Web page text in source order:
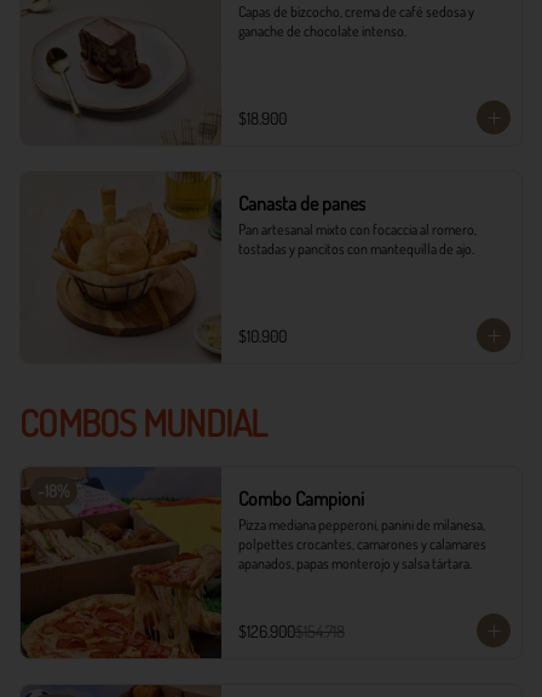
Capas de bizcocho, crema de café sedosa y
ganache de chocolate intenso.
$18.900
Canasta de panes
Pan artesanal mixto con focaccia al romero,
tostadas y pancitos con mantequilla de ajo.
$10.900
COMBOS MUNDIAL
-18% Combo Campioni
Pizza mediana pepperoni, panini de milanesa,
polpettes crocantes, camarones y calamares
apanados, papas monterojo y salsa tártara.
$126.900$154.718